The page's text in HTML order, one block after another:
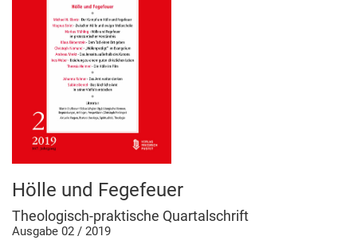
Hölle und Fegefeuer
Theologisch-praktische Quartalschrift
Ausgabe 02 / 2019